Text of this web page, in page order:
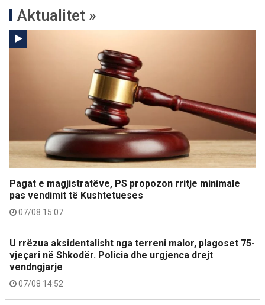
Aktualitet »
Pagat e magjistratëve, PS propozon rritje minimale
pas vendimit të Kushtetueses
07/08 15:07
U rrëzua aksidentalisht nga terreni malor, plagoset 75-
vjeçari në Shkodër. Policia dhe urgjenca drejt
vendngjarje
07/08 14:52